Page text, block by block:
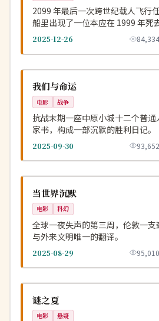
2099 年最后一次跨世纪载人飞行
船里出现了一位本应在 1999 年死
2025-12-26 84,334
中国
我们与命运
电影 战争
抗战末期一座中原小城十二个普
家书，构成一部沉默的胜利日记。
2025-09-30 93,652
英国
当世界沉默
电影 科幻
全球一夜失声的第三周，伦敦一
与外来文明唯一的翻译。
2025-08-29 95,010
韩国
谜之夏
电影 悬疑